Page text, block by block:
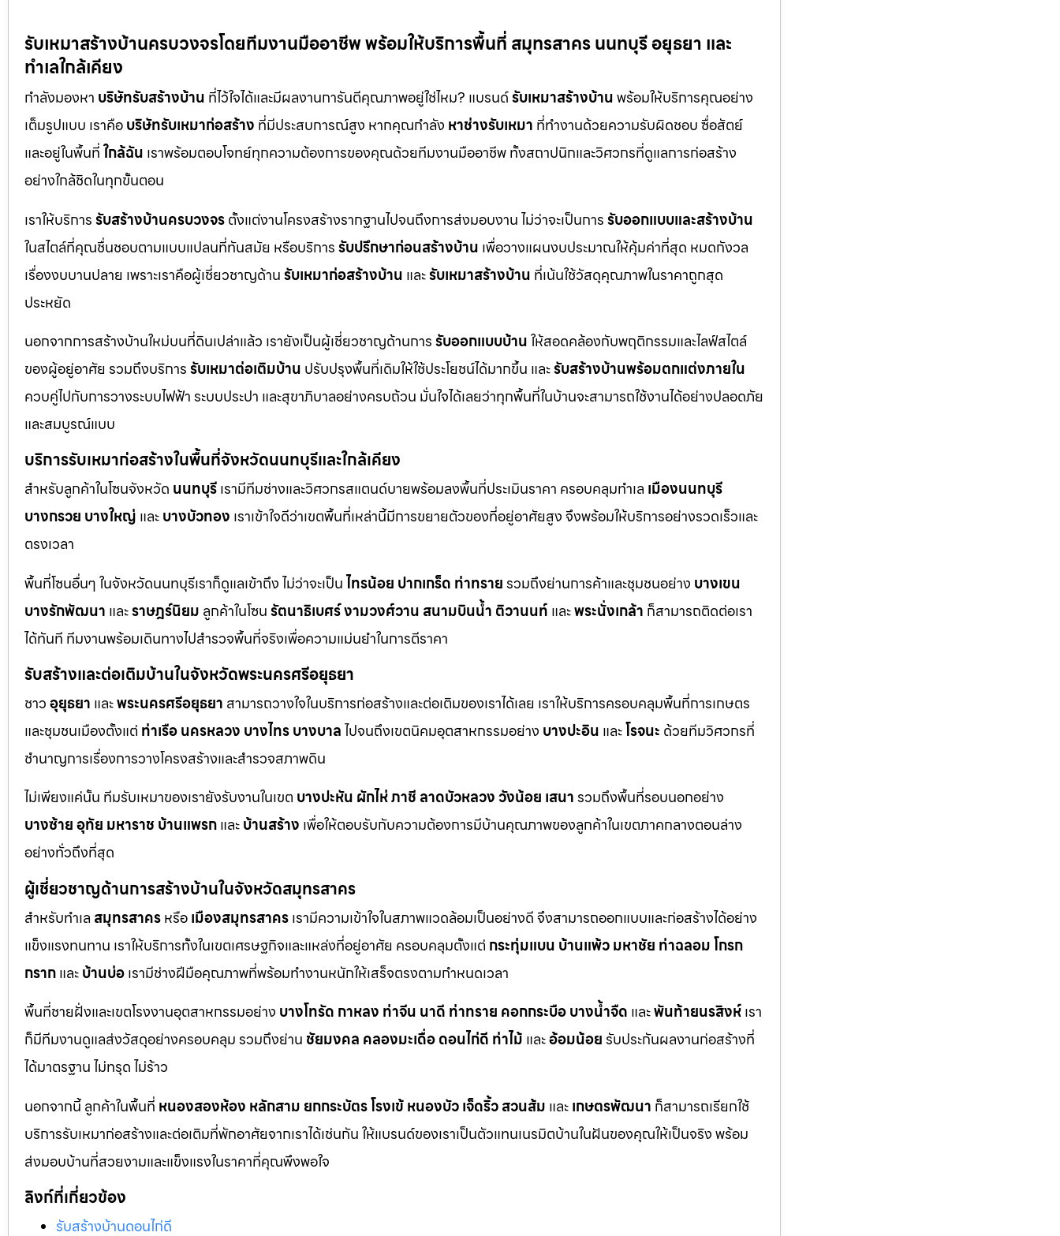
รับเหมาสร้างบ้านครบวงจรโดยทีมงานมืออาชีพ พร้อมให้บริการพื้นที่ สมุทรสาคร นนทบุรี อยุธยา และ
ทำเลใกล้เคียง
กำลังมองหา บริษัทรับสร้างบ้าน ที่ไว้ใจได้และมีผลงานการันตีคุณภาพอยู่ใช่ไหม? แบรนด์รับเหมาสร้างบ้านพร้อมให้บริการคุณอย่าง
เต็มรูปแบบ เราคือบริษัทรับเหมาก่อสร้าง ที่มีประสบการณ์สูง หากคุณกำลัง หาช่างรับเหมา ที่ทำงานด้วยความรับผิดชอบ ซื่อสัตย์
และอยู่ในพื้นที่ใกล้ฉัน เราพร้อมตอบโจทย์ทุกความต้องการของคุณด้วยทีมงานมืออาชีพ ทั้งสถาปนิกและวิศวกรที่ดูแลการก่อสร้าง
อย่างใกล้ชิดในทุกขั้นตอน
เราให้บริการรับสร้างบ้านครบวงจรตั้งแต่งานโครงสร้างรากฐานไปจนถึงการส่งมอบงาน ไม่ว่าจะเป็นการรับออกแบบและสร้างบ้าน
ในสไตล์ที่คุณชื่นชอบตามแบบแปลนที่ทันสมัย หรือบริการรับปรึกษาก่อนสร้างบ้าน เพื่อวางแผนงบประมาณให้คุ้มค่าที่สุด หมดกังวล
เรื่องงบบานปลาย เพราะเราคือผู้เชี่ยวชาญด้านรับเหมาก่อสร้างบ้าน และรับเหมาสร้างบ้าน ที่เน้นใช้วัสดุคุณภาพในราคาถูกสุด
ประหยัด
นอกจากการสร้างบ้านใหม่บนที่ดินเปล่าแล้ว เรายังเป็นผู้เชี่ยวชาญด้านการรับออกแบบบ้านให้สอดคล้องกับพฤติกรรมและไลฟ์สไตล์
ของผู้อยู่อาศัย รวมถึงบริการรับเหมาต่อเติมบ้าน ปรับปรุงพื้นที่เดิมให้ใช้ประโยชน์ได้มากขึ้น และรับสร้างบ้านพร้อมตกแต่งภายใน
ควบคู่ไปกับการวางระบบไฟฟ้า ระบบประปา และสุขาภิบาลอย่างครบถ้วน มั่นใจได้เลยว่าทุกพื้นที่ในบ้านจะสามารถใช้งานได้อย่างปลอดภัย
และสมบูรณ์แบบ
บริการรับเหมาก่อสร้างในพื้นที่จังหวัดนนทบุรีและใกล้เคียง
สำหรับลูกค้าในโซนจังหวัด นนทบุรีเรามีทีมช่างและวิศวกรสแตนด์บายพร้อมลงพื้นที่ประเมินราคา ครอบคลุมทำเล เมืองนนทบุรี
บางกรวย บางใหญ่ และบางบัวทอง เราเข้าใจดีว่าเขตพื้นที่เหล่านี้มีการขยายตัวของที่อยู่อาศัยสูง จึงพร้อมให้บริการอย่างรวดเร็วและ
ตรงเวลา
พื้นที่โซนอื่นๆ ในจังหวัดนนทบุรีเราก็ดูแลเข้าถึง ไม่ว่าจะเป็นไทรน้อย ปากเกร็ด ท่าทรายรวมถึงย่านการค้าและชุมชนอย่าง บางเขน
บางรักพัฒนา และราษฎร์นิยม ลูกค้าในโซนรัตนาธิเบศร์งามวงศ์วาน สนามบินน้ำ ติวานนท์ และพระนั่งเกล้า ก็สามารถติดต่อเรา
ได้ทันที ทีมงานพร้อมเดินทางไปสำรวจพื้นที่จริงเพื่อความแม่นยำในการตีราคา
รับสร้างและต่อเติมบ้านในจังหวัดพระนครศรีอยุธยา
ชาวอุยุธยา และพระนครศรีอยุธยา สามารถวางใจในบริการก่อสร้างและต่อเติมของเราได้เลย เราให้บริการครอบคลุมพื้นที่การเกษตร
และชุมชนเมืองตั้งแต่ ท่าเรือนครหลวง บางไทรบางบาลไปจนถึงเขตนิคมอุตสาหกรรมอย่าง บางปะอิน และโรจนะ ด้วยทีมวิศวกรที่
ชำนาญการเรื่องการวางโครงสร้างและสำรวจสภาพดิน
ไม่เพียงแค่นั้น ทีมรับเหมาของเรายังรับงานในเขต บางปะหัน ผักไห่ภาชี ลาดบัวหลวงวังน้อย เสนารวมถึงพื้นที่รอบนอกอย่าง
บางซ้ายอุทัย มหาราช บ้านแพรกและบ้านสร้าง เพื่อให้ตอบรับกับความต้องการมีบ้านคุณภาพของลูกค้าในเขตภาคกลางตอนล่าง
อย่างทั่วถึงที่สุด
ผู้เชี่ยวชาญด้านการสร้างบ้านในจังหวัดสมุทรสาคร
สำหรับทำเล สมุทรสาครหรือเมืองสมุทรสาครเรามีความเข้าใจในสภาพแวดล้อมเป็นอย่างดี จึงสามารถออกแบบและก่อสร้างได้อย่าง
แข็งแรงทนทาน เราให้บริการทั้งในเขตเศรษฐกิจและแหล่งที่อยู่อาศัย ครอบคลุมตั้งแต่ กระทุ่มแบน บ้านแพ้วมหาชัย ท่าฉลอมโกรก
กรากและบ้านบ่อเรามีช่างฝีมือคุณภาพที่พร้อมทำงานหนักให้เสร็จตรงตามกำหนดเวลา
พื้นที่ชายฝั่งและเขตโรงงานอุตสาหกรรมอย่าง บางโทรัด กาหลง ท่าจีน นาดี ท่าทราย คอกกระบือบางน้ำจืด และพันท้ายนรสิงห์เรา
ก็มีทีมงานดูแลส่งวัสดุอย่างครอบคลุม รวมถึงย่าน ชัยมงคล คลองมะเดื่อดอนไก่ดี ท่าไม้ และอ้อมน้อยรับประกันผลงานก่อสร้างที่
ได้มาตรฐาน ไม่ทรุด ไม่ร้าว
นอกจากนี้ ลูกค้าในพื้นที่ หนองสองห้อง หลักสาม ยกกระบัตรโรงเข้หนองบัวเจ็ดริ้วสวนส้ม และเกษตรพัฒนา ก็สามารถเรียกใช้
บริการรับเหมาก่อสร้างและต่อเติมที่พักอาศัยจากเราได้เช่นกัน ให้แบรนด์ของเราเป็นตัวแทนเนรมิตบ้านในฝันของคุณให้เป็นจริง พร้อม
ส่งมอบบ้านที่สวยงามและแข็งแรงในราคาที่คุณพึงพอใจ
ลิงก์ที่เกี่ยวข้อง
รับสร้างบ้านดอนไก่ดี